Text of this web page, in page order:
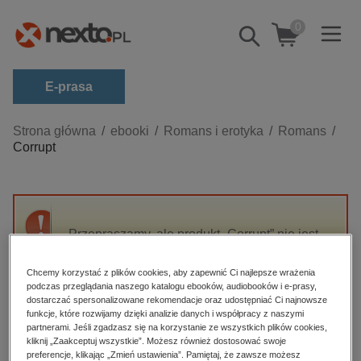
Pokaż/schowaj
wyszukiwarkę
0
E-prasa
Kategorie
Zobacz wszystkie E-prasa
budownictwo, aranżacja wnętrz
darmowe wydania
edukacja
hobby, sport, rozrywka
komputery, internet, technologie, informatyka
Strona główna ebooki Romans i erotyka
Romans
Corrupt
Przepraszamy, ale produkt „Corrupt” nie jest
High-contrast mode
Polecane
Chcemy korzystać z plików cookies, aby zapewnić Ci najlepsze wrażenia
podczas przeglądania naszego katalogu ebooków, audiobooków i e-prasy,
dostarczać spersonalizowane rekomendacje oraz udostępniać Ci najnowsze
funkcje, które rozwijamy dzięki analizie danych i współpracy z naszymi
partnerami. Jeśli zgadzasz się na korzystanie ze wszystkich plików cookies,
kliknij „Zaakceptuj wszystkie”. Możesz również dostosować swoje
preferencje, klikając „Zmień ustawienia”. Pamiętaj, że zawsze możesz